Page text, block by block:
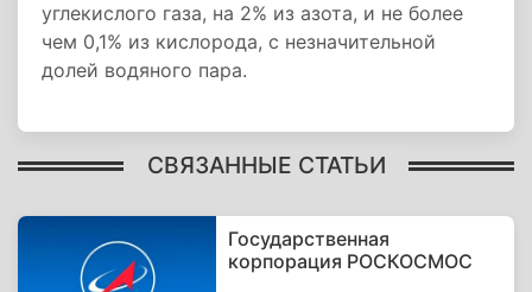
углекислого газа, на 2% из азота, и не более
чем 0,1% из кислорода, с незначительной
долей водяного пара.
СВЯЗАННЫЕ СТАТЬИ
Государственная
корпорация РОСКОСМОС